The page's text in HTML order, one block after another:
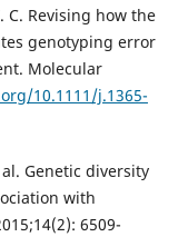
C. Revising how the
genotyping error
Molecular
10.1111/j.1365-
Genetic diversity
with
6509-